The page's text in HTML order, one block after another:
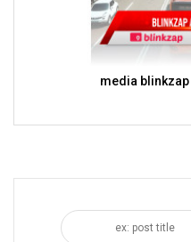
media